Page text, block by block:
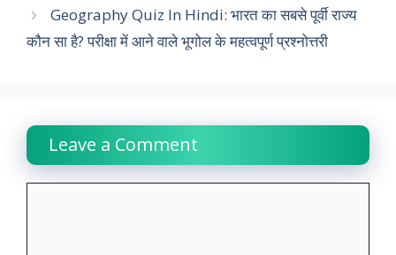
o
o
A
p
e
r
d
I
r
a
i
n
Geography Quiz In Hindi: भारत का सबसे पूर्वी राज्य
कौन सा है? परीक्षा में आने वाले भूगोल के महत्वपूर्ण प्रश्नोत्तरी
Leave a Comment